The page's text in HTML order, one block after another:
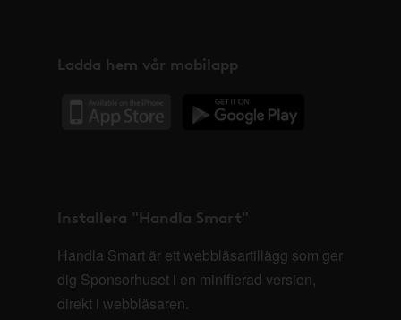
Ladda hem vår mobilapp
Installera "Handla Smart"
Handla Smart är ett webbläsartillägg som ger
dig Sponsorhuset i en minifierad version,
direkt i webbläsaren.